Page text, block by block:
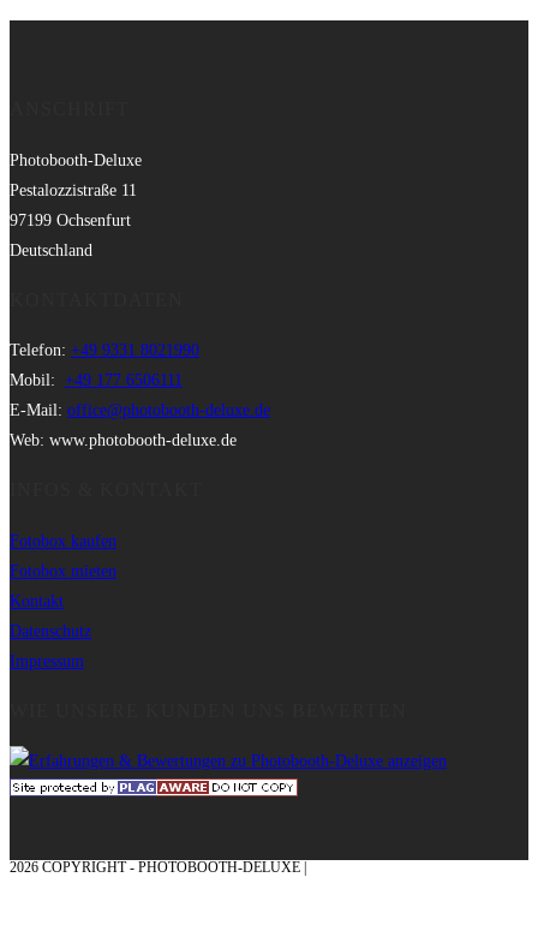
Photobooth-Deluxe
Pestalozzistraße 11
97199 Ochsenfurt
Deutschland
Telefon: +49 9331 8021990
Mobil: +49 177 6506111
E-Mail: office@photobooth-deluxe.de
Web: www.photobooth-deluxe.de
Fotobox kaufen
Fotobox mieten
Kontakt
Datenschutz
Impressum
2026 COPYRIGHT - PHOTOBOOTH-DELUXE |